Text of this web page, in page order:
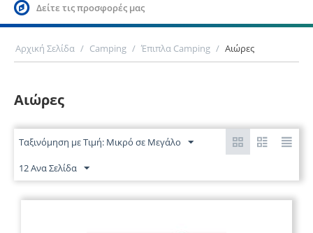
Δείτε τις προσφορές μας
Αρχική Σελίδα / Camping / Έπιπλα Camping / Αιώρες
Αιώρες
Ταξινόμηση με Τιμή: Μικρό σε Μεγάλο
12 Ανα Σελίδα